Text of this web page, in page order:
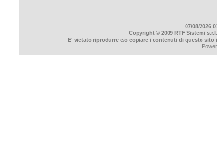
07/08/2026
Copyright © 2009 RTF Sistemi
E' vietato riprodurre e/o copiare i contenuti di questo